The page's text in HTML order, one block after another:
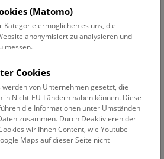
auswählen
Suche
zurücksetzen
Dienstags ist das NHM Wien
Ausnahmen finden sie
(Matomo)
Kategorie ermöglichen es uns, die
anonymisiert zu analysieren und
messen.
Cookies
werden von Unternehmen gesetzt, die
in Nicht-EU-Ländern haben können. Diese
die Informationen unter Umständen
zusammen. Durch Deaktivieren der
wir Ihnen Content, wie Youtube-
Maps auf dieser Seite nicht